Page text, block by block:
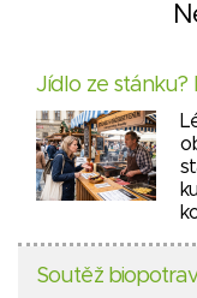
Jídlo ze stánku?
Soutěž